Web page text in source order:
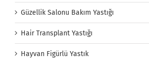
Güzellik Salonu Bakım Yastığı
Hair Transplant Yastığı
Hayvan Figürlü Yastık